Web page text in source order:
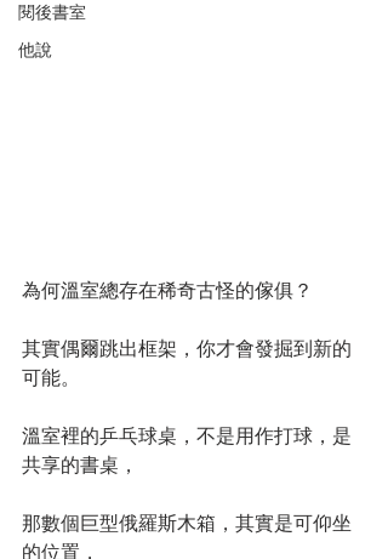
閱後書室
他說
為何溫室總存在稀奇古怪的傢俱？
其實偶爾跳出框架，你才會發掘到新的
可能。
溫室裡的乒乓球桌，不是用作打球，是
共享的書桌，
那數個巨型俄羅斯木箱，其實是可仰坐
的位置，